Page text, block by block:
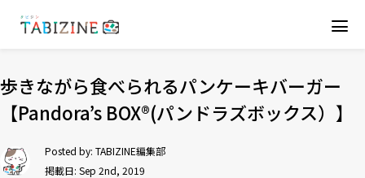
歩きながら食べられるパンケーキバーガー
【Pandora’s BOX®(パンドラズボックス）】
Posted by: TABIZINE編集部
掲載日: Sep 2nd, 2019